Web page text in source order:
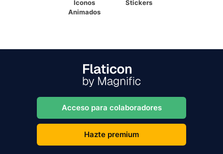
Iconos
Animados
Stickers
Acceso para colaboradores
Hazte premium